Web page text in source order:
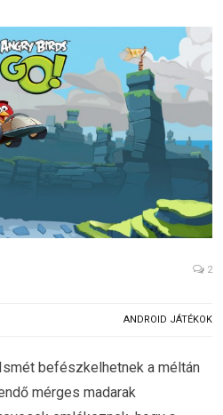
2
ANDROID JÁTÉKOK
befészkelhetnek a méltán
mérges madarak